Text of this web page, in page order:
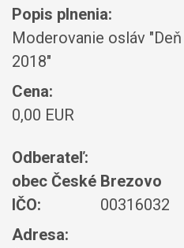
Popis plnenia:
Moderovanie osláv
2018"
Cena:
0,00 EUR
Odberateľ:
obec České Brezovo
IČO:
00316032
Adresa: